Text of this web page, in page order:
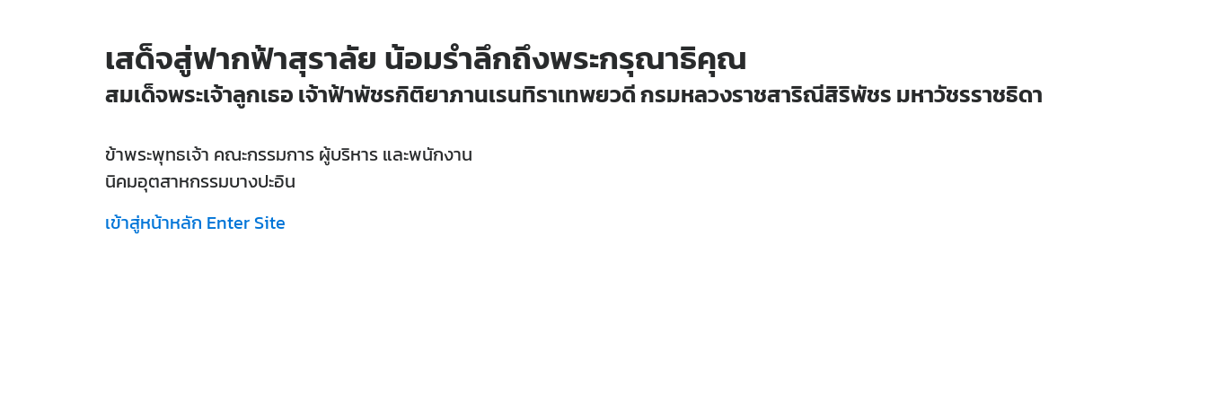
เสด็จสู่ฟากฟ้าสุราลัย น้อมรำลึกถึงพระกรุณาธิคุณ
สมเด็จพระเจ้าลูกเธอเจ้าฟ้าพัชรกิติยาภานเรนทิราเทพยวดีกรมหลวงราชสาริณีสิริพัชรมหาวัชรราชธิดา
ข้าพระพุทธเจ้า คณะกรรมการ ผู้บริหาร และพนักงาน
นิคมอุตสาหกรรมบางปะอิน
เข้าสู่หน้าหลัก Enter Site